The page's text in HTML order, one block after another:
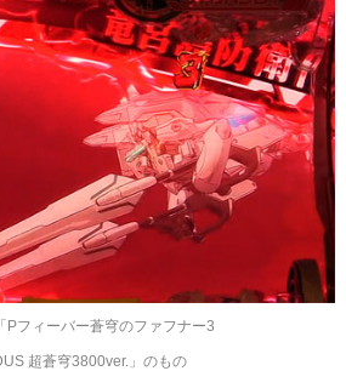
フィーバー蒼穹のファフナー3
超蒼穹3800ver.」のもの